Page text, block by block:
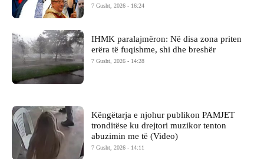
7 Gusht, 2026 - 16:24
IHMK paralajmëron: Në disa zona priten
erëra të fuqishme, shi dhe breshër
7 Gusht, 2026 - 14:28
Këngëtarja e njohur publikon PAMJET
tronditëse ku drejtori muzikor tenton
abuzimin me të (Video)
7 Gusht, 2026 - 14:11